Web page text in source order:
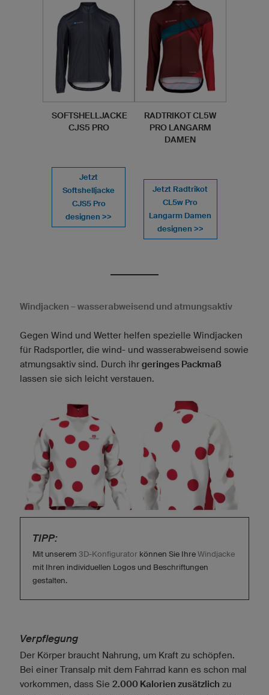
SOFTSHELLJACKE
CJS5 PRO
Jetzt
Softshelljacke
CJS5 Pro
designen >>
RADTRIKOT CL5W
PRO LANGARM
DAMEN
Jetzt Radtrikot
CL5w Pro
Langarm Damen
designen >>
Windjacken – wasserabweisend und atmungsaktiv
Gegen Wind und Wetter helfen spezielle Windjacken
für Radsportler, die wind- und wasserabweisend sowie
atmungsaktiv sind. Durch ihr geringes Packmaß
lassen sie sich leicht verstauen.
TIPP:
Mit unserem 3D-Konfigurator können Sie Ihre Windjacke
mit Ihren individuellen Logos und Beschriftungen
gestalten.
Verpflegung
Der Körper braucht Nahrung, um Kraft zu schöpfen.
Bei einer Transalp mit dem Fahrrad kann es schon mal
vorkommen, dass Sie 2.000 Kalorien zusätzlich zu